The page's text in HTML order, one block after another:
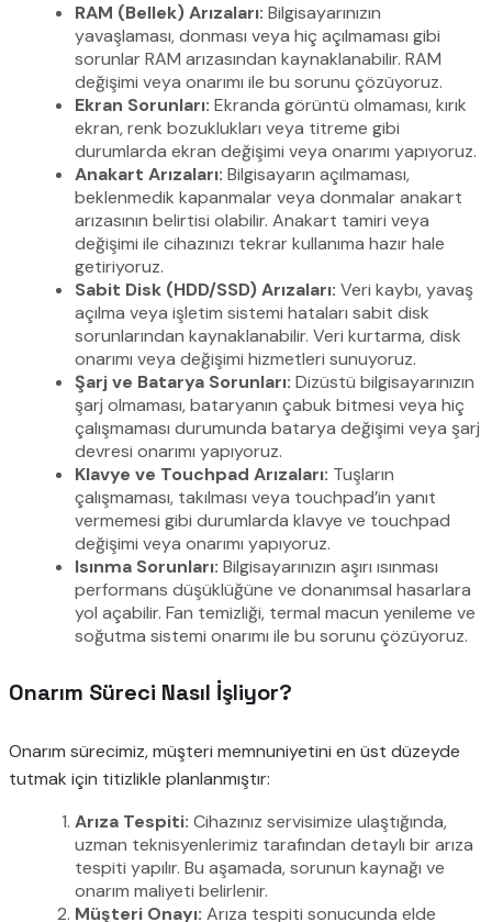
RAM (Bellek) Arızaları: Bilgisayarınızın
yavaşlaması, donması veya hiç açılmaması gibi
sorunlar RAM arızasından kaynaklanabilir. RAM
değişimi veya onarımı ile bu sorunu çözüyoruz.
Ekran Sorunları: Ekranda görüntü olmaması, kırık
ekran, renk bozuklukları veya titreme gibi
durumlarda ekran değişimi veya onarımı yapıyoruz.
Anakart Arızaları: Bilgisayarın açılmaması,
beklenmedik kapanmalar veya donmalar anakart
arızasının belirtisi olabilir. Anakart tamiri veya
değişimi ile cihazınızı tekrar kullanıma hazır hale
getiriyoruz.
Sabit Disk (HDD/SSD) Arızaları: Veri kaybı, yavaş
açılma veya işletim sistemi hataları sabit disk
sorunlarından kaynaklanabilir. Veri kurtarma, disk
onarımı veya değişimi hizmetleri sunuyoruz.
Şarj ve Batarya Sorunları: Dizüstü bilgisayarınızın
şarj olmaması, bataryanın çabuk bitmesi veya hiç
çalışmaması durumunda batarya değişimi veya şarj
devresi onarımı yapıyoruz.
Klavye ve Touchpad Arızaları: Tuşların
çalışmaması, takılması veya touchpad’in yanıt
vermemesi gibi durumlarda klavye ve touchpad
değişimi veya onarımı yapıyoruz.
Isınma Sorunları: Bilgisayarınızın aşırı ısınması
performans düşüklüğüne ve donanımsal hasarlara
yol açabilir. Fan temizliği, termal macun yenileme ve
soğutma sistemi onarımı ile bu sorunu çözüyoruz.
Onarım Süreci Nasıl İşliyor?
Onarım sürecimiz, müşteri memnuniyetini en üst düzeyde
tutmak için titizlikle planlanmıştır:
Arıza Tespiti: Cihazınız servisimize ulaştığında,
uzman teknisyenlerimiz tarafından detaylı bir arıza
tespiti yapılır. Bu aşamada, sorunun kaynağı ve
onarım maliyeti belirlenir.
Müşteri Onayı: Arıza tespiti sonucunda elde